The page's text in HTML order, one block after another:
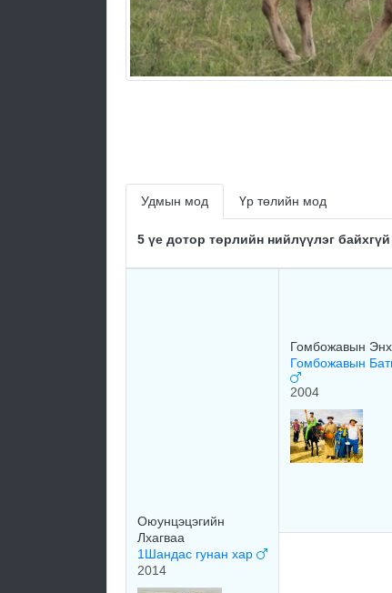
Удмын мод Үр төлийн мод
5 үе дотор төрлийн нийлүүлэг байхгүй
Оюунцэцэгийн
Лхагваа
1Шандас гунан хар
2014
Гомбожавын
Гомбожавын
2004